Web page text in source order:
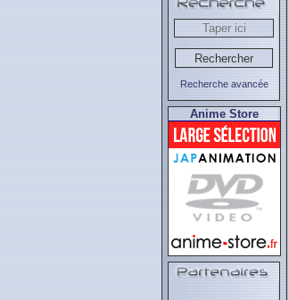
Recherche avancée
Anime Store